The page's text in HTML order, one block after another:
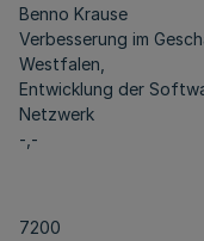
Benno Krause
Verbesserung im
Westfalen,
Entwicklung der
Netzwerk
-,-
7200